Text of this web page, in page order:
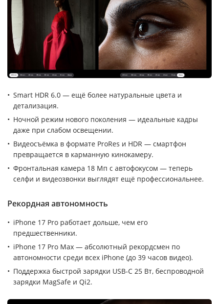
Smart HDR 6.0 — ещё более натуральные цвета и
детализация.
Ночной режим нового поколения — идеальные кадры
даже при слабом освещении.
Видеосъёмка в формате ProRes и HDR — смартфон
превращается в карманную кинокамеру.
Фронтальная камера 18 Мп с автофокусом — теперь
селфи и видеозвонки выглядят ещё профессиональнее.
Рекордная автономность
iPhone 17 Pro работает дольше, чем его
предшественники.
iPhone 17 Pro Max — абсолютный рекордсмен по
автономности среди всех iPhone (до 39 часов видео).
Поддержка быстрой зарядки USB-C 25 Вт, беспроводной
зарядки MagSafe и Qi2.